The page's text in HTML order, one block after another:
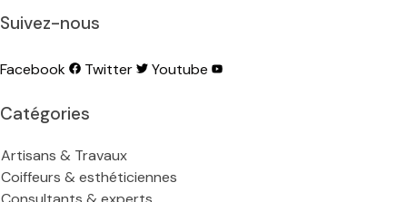
Suivez-nous
Facebook Twitter Youtube
Catégories
Artisans & Travaux
Coiffeurs & esthéticiennes